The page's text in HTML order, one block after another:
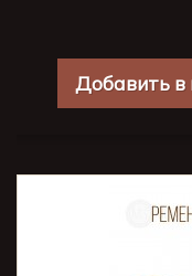
Добавить в